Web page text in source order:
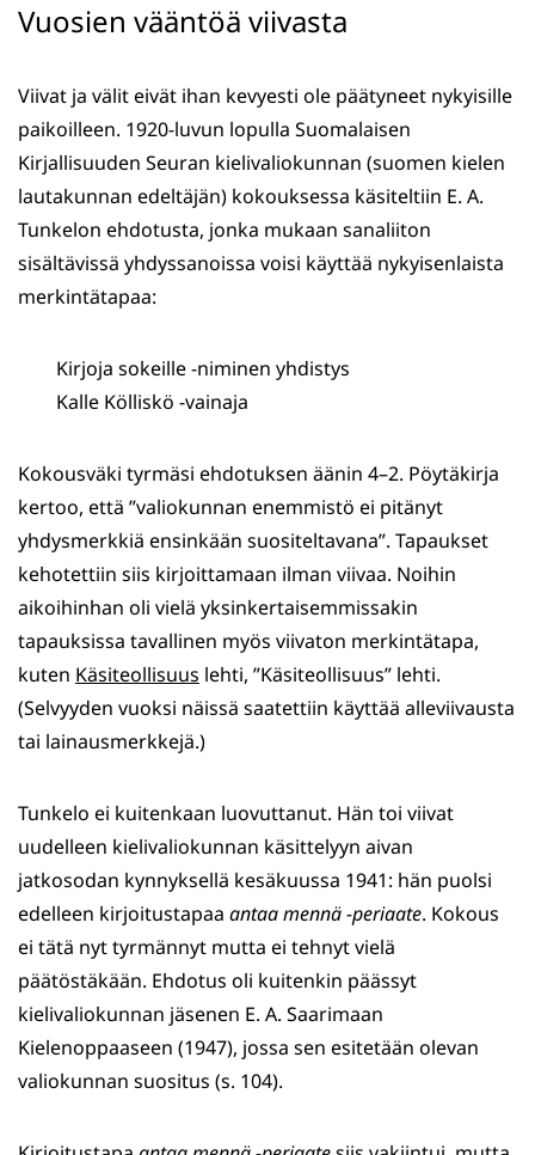
Vuosien vääntöä viivasta
Viivat ja välit eivät ihan kevyesti ole päätyneet nykyisille
paikoilleen. 1920-luvun lopulla Suomalaisen
Kirjallisuuden Seuran kielivaliokunnan (suomen kielen
lautakunnan edeltäjän) kokouksessa käsiteltiin E. A.
Tunkelon ehdotusta, jonka mukaan sanaliiton
sisältävissä yhdyssanoissa voisi käyttää nykyisenlaista
merkintätapaa:
Kirjoja sokeille -niminen yhdistys
Kalle Kölliskö -vainaja
Kokousväki tyrmäsi ehdotuksen äänin 4–2. Pöytäkirja
kertoo, että ”valiokunnan enemmistö ei pitänyt
yhdysmerkkiä ensinkään suositeltavana”. Tapaukset
kehotettiin siis kirjoittamaan ilman viivaa. Noihin
aikoihinhan oli vielä yksinkertaisemmissakin
tapauksissa tavallinen myös viivaton merkintätapa,
kuten Käsiteollisuus lehti, ”Käsiteollisuus” lehti.
(Selvyyden vuoksi näissä saatettiin käyttää alleviivausta
tai lainausmerkkejä.)
Tunkelo ei kuitenkaan luovuttanut. Hän toi viivat
uudelleen kielivaliokunnan käsittelyyn aivan
jatkosodan kynnyksellä kesäkuussa 1941: hän puolsi
edelleen kirjoitustapaa antaa mennä -periaate. Kokous
ei tätä nyt tyrmännyt mutta ei tehnyt vielä
päätöstäkään. Ehdotus oli kuitenkin päässyt
kielivaliokunnan jäsenen E. A. Saarimaan
Kielenoppaaseen (1947), jossa sen esitetään olevan
valiokunnan suositus (s. 104).